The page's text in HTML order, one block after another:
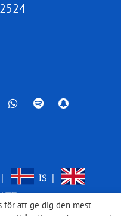
IS
för att ge dig den mest